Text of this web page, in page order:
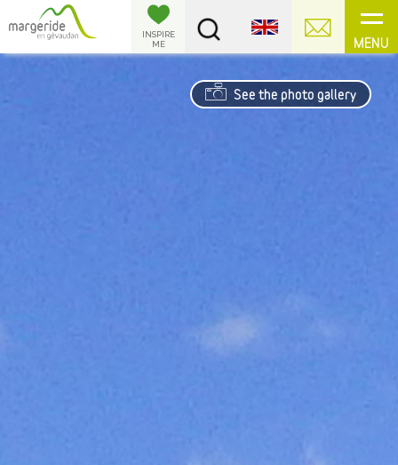
MENU
INSPIRE
ME
See the photo gallery
Cookies management panel